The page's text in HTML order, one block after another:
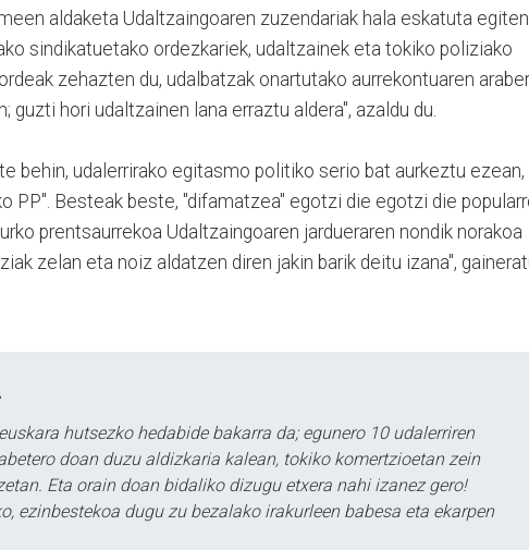
aldaketa Udaltzaingoaren zuzendariak hala eskatuta egiten
sindikatuetako ordezkariek, udaltzainek eta tokiko poliziako
zehazten du, udalbatzak onartutako aurrekontuaren
guzti hori udaltzainen lana erraztu aldera", azaldu du.
behin, udalerrirako egitasmo politiko serio bat aurkeztu ezean,
PP". Besteak beste, "difamatzea" egotzi die egotzi die
prentsaurrekoa Udaltzaingoaren jardueraren nondik norakoa
zelan eta noiz aldatzen diren jakin barik deitu izana",
hutsezko hedabide bakarra da; egunero 10 udalerriren
doan duzu aldizkaria kalean, tokiko komertzioetan zein
Eta orain doan bidaliko dizugu etxera nahi izanez gero!
ezinbestekoa dugu zu bezalako irakurleen babesa eta ekarpen